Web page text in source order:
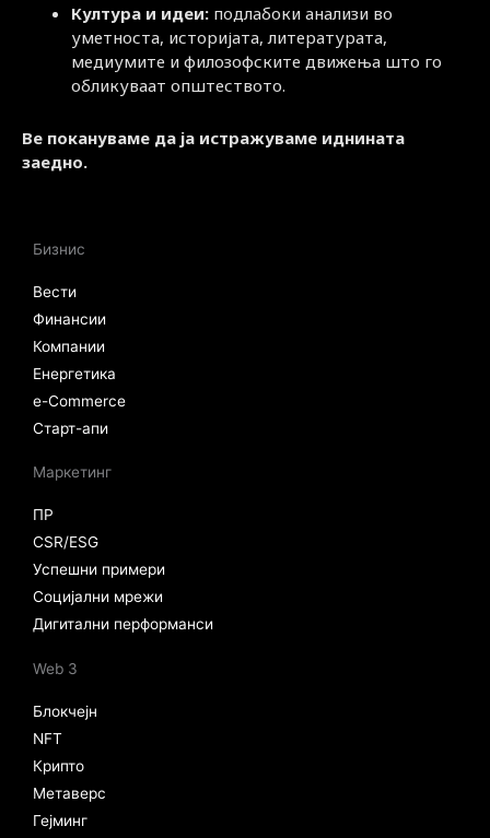
Култура и идеи: подлабоки анализи во
уметноста, историјата, литературата,
медиумите и филозофските движења што го
обликуваат општеството.
Ве покануваме да ја истражуваме иднината
заедно.
Бизнис
Вести
Финансии
Компании
Енергетика
e-Commerce
Старт-апи
Маркетинг
ПР
CSR/ESG
Успешни примери
Социјални мрежи
Дигитални перформанси
Web 3
Блокчејн
NFT
Крипто
Метаверс
Гејминг